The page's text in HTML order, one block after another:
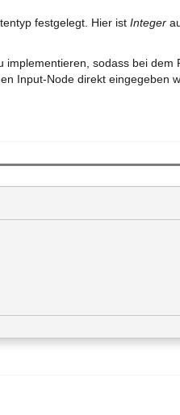
festgelegt. Hier ist Integer
sodass bei dem
Input-Node direkt eingegeben